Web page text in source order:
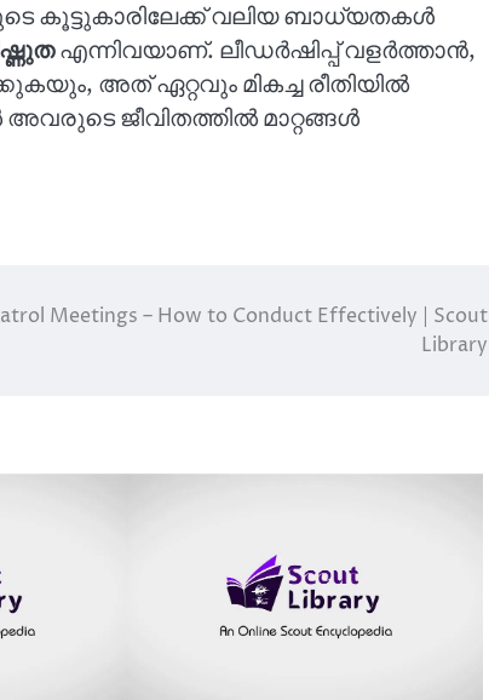
കൂട്ടുകാരിലേക്ക് വലിയ ബാധ്യതകൾ
എന്നിവയാണ്. ലീഡർഷിപ്പ് വളർത്താൻ,
അത് ഏറ്റവും മികച്ച രീതിയിൽ
ജീവിതത്തിൽ മാറ്റങ്ങൾ
Meetings – How to Conduct Effectively | Scout
Library